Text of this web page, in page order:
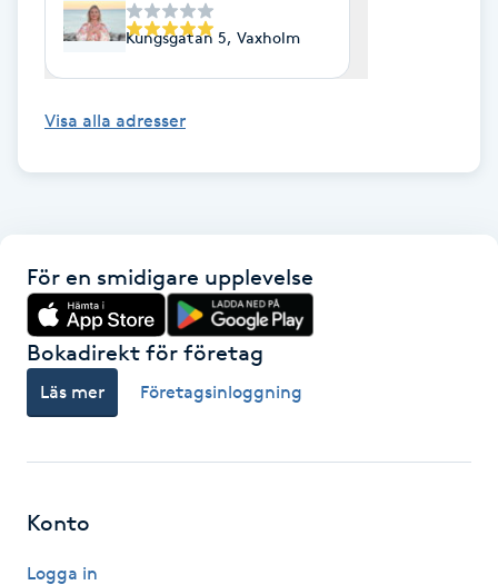
Healing
HIFU
Hot Stone Massage
Hot yoga
Hudföryngring
Kungsgatan 5, Vaxholm
Visa alla adresser
För en smidigare upplevelse
Bokadirekt för företag
Läs mer Företagsinloggning
Konto
Logga in